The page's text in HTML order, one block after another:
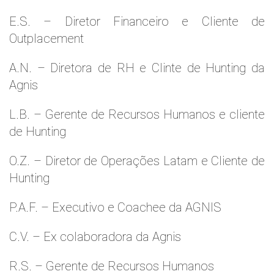
E.S. – Diretor Financeiro e Cliente de
Outplacement
A.N. – Diretora de RH e Clinte de Hunting da
Agnis
L.B. – Gerente de Recursos Humanos e cliente
de Hunting
O.Z. – Diretor de Operações Latam e Cliente de
Hunting
P.A.F. – Executivo e Coachee da AGNIS
C.V. – Ex colaboradora da Agnis
R.S. – Gerente de Recursos Humanos